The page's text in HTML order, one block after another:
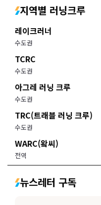
지역별 러닝크루
레이크러너
수도권
TCRC
수도권
아그레 러닝 크루
수도권
TRC(트래블 러닝 크루)
수도권
WARC(왘씨)
전역
뉴스레터 구독